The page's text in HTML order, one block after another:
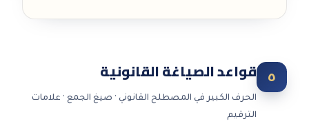
٥ قواعد الصياغة القانونية
الحرف الكبير في المصطلح القانوني · صيغ الجمع · علامات
الترقيم